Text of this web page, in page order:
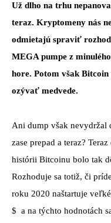
Už dlho na trhu
teraz. Kryptomeny nás
odmietajú spraviť
MEGA pumpe z
hore. Potom však Bitcoin
ozývať medvede.
Ani dump však nevydržal
zase prepad a teraz?
histórii Bitcoinu bolo tak
Rozhoduje sa totiž, či
roku 2020 naštartuje
$ a na týchto hodnotách